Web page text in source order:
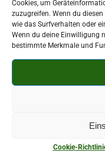
Cookies, um
zuzugreifen. Wenn du
wie das Surfverhalten oder
Wenn du deine Einwilligung
bestimmte Merkmale und
Cookie-
Von den 7 Hügeln,
sagenumwobene
ein beliebtes
Möglichkeiten zum
St.-
in der Innenstadt